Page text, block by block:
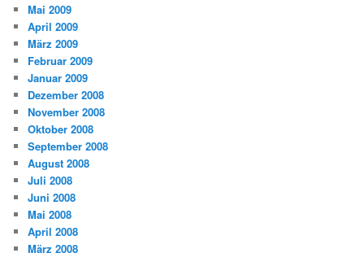
Mai 2009
April 2009
März 2009
Februar 2009
Januar 2009
Dezember 2008
November 2008
Oktober 2008
September 2008
August 2008
Juli 2008
Juni 2008
Mai 2008
April 2008
März 2008